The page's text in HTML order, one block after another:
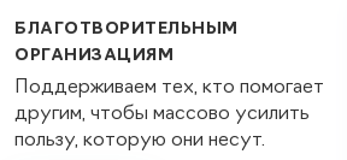
БЛАГОТВОРИТЕЛЬНЫМ
ОРГАНИЗАЦИЯМ
Поддерживаем тех, кто помогает
другим, чтобы массово усилить
пользу, которую они несут.